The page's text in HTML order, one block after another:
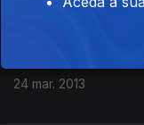
palestra sobre
24 mar. 2013